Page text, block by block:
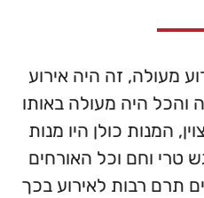
מעולה, זה היה אירוע
והכל היה מעולה באותו
המנות כולן היו מנות
טרי וחם וכל האורחים
תרם רבות לאירוע בכך